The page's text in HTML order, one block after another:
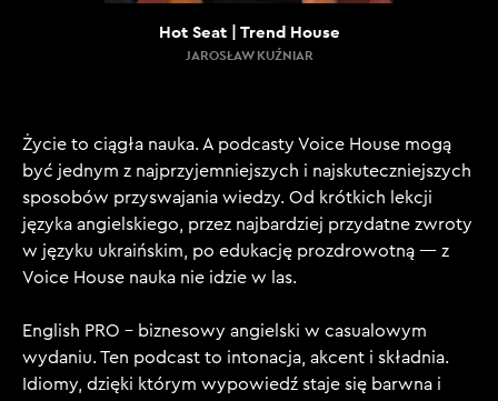
Hot Seat | Trend House
JAROSŁAW KUŹNIAR
Życie to ciągła nauka. A podcasty Voice House mogą
być jednym z najprzyjemniejszych i najskuteczniejszych
sposobów przyswajania wiedzy. Od krótkich lekcji
języka angielskiego, przez najbardziej przydatne zwroty
w języku ukraińskim, po edukację prozdrowotną — z
Voice House nauka nie idzie w las.
English PRO – biznesowy angielski w casualowym
wydaniu. Ten podcast to intonacja, akcent i składnia.
Idiomy, dzięki którym wypowiedź staje się barwna i